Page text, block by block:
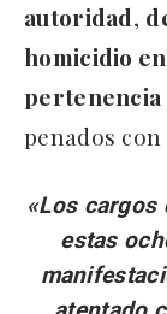
autoridad,
homicidio
penados
«Los cargos
estas